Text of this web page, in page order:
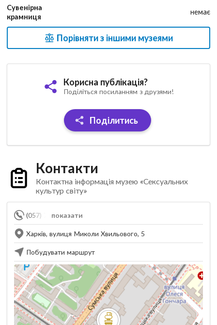
Сувенірна
крамниця
немає
Порівняти з іншими музеями
Корисна публікація?
Поділіться посиланням з друзями!
Поділитись
Контакти
Контактна інформація музею «Сексуальних
культур світу»
показати
(057) 715-63-15
Харків, вулиця Миколи Хвильового, 5
Побудувати маршрут